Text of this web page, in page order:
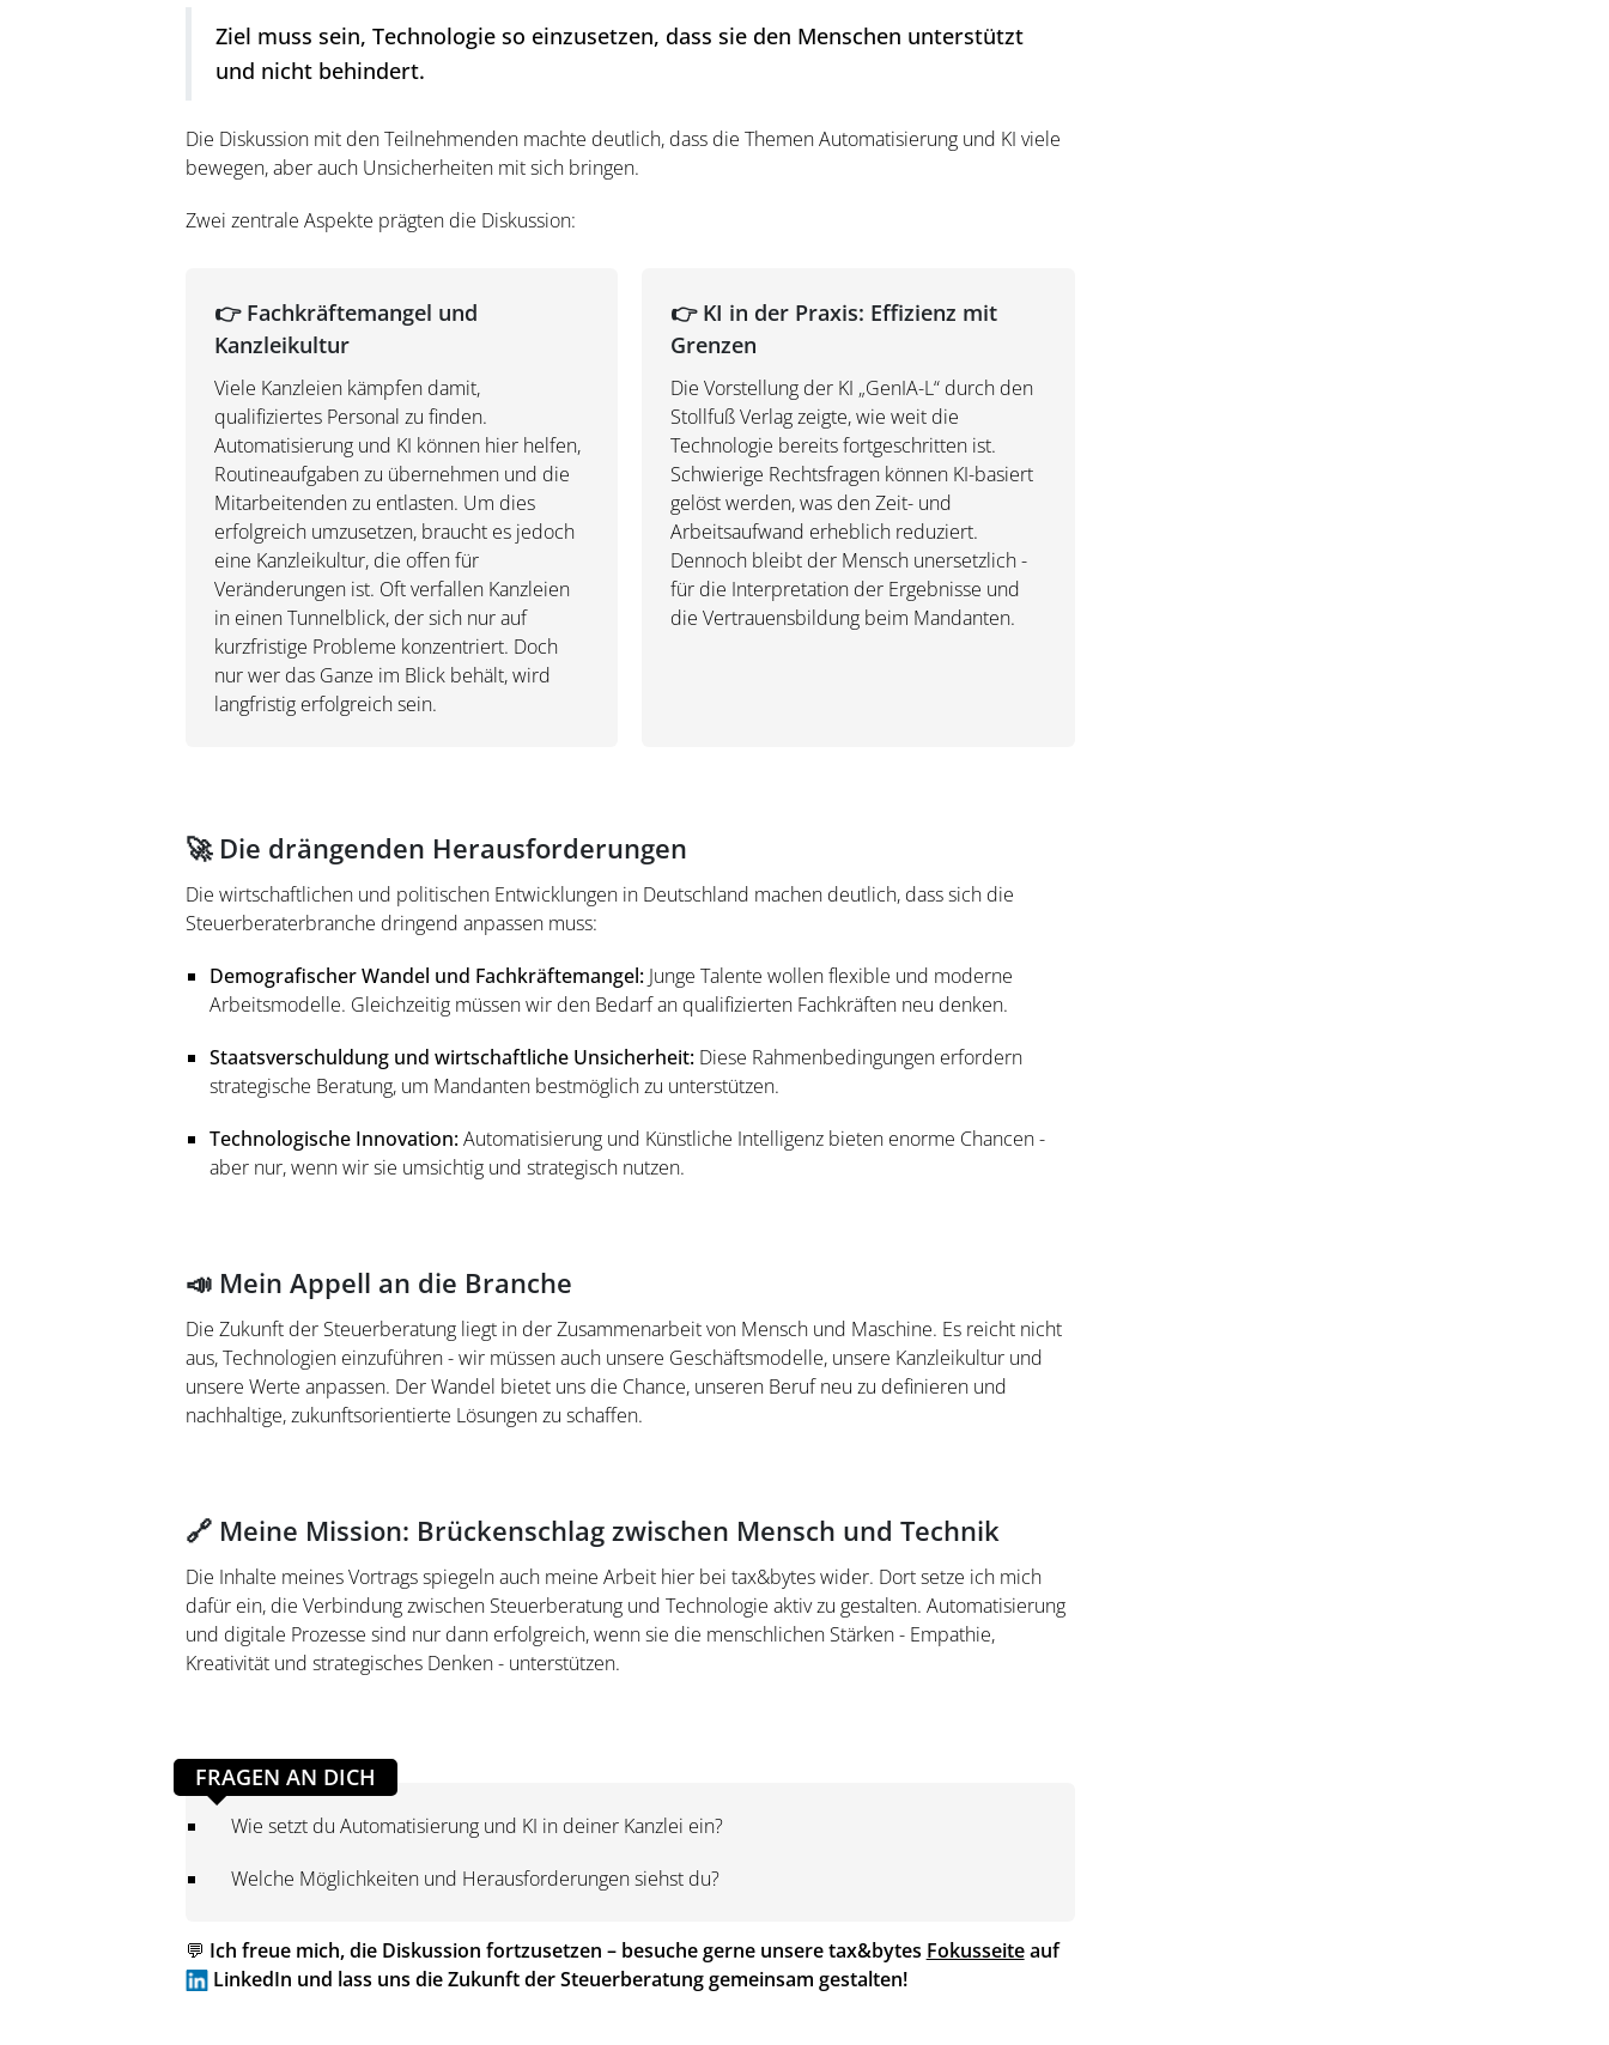
Ziel muss sein, Technologie so einzusetzen, dass sie den Menschen unterstützt
und nicht behindert.
Die Diskussion mit den Teilnehmenden machte deutlich, dass die Themen Automatisierung und KI viele
bewegen, aber auch Unsicherheiten mit sich bringen.
Zwei zentrale Aspekte prägten die Diskussion:
👉 Fachkräftemangel und
Kanzleikultur
Viele Kanzleien kämpfen damit,
qualifiziertes Personal zu finden.
Automatisierung und KI können hier helfen,
Routineaufgaben zu übernehmen und die
Mitarbeitenden zu entlasten. Um dies
erfolgreich umzusetzen, braucht es jedoch
eine Kanzleikultur, die offen für
Veränderungen ist. Oft verfallen Kanzleien
in einen Tunnelblick, der sich nur auf
kurzfristige Probleme konzentriert. Doch
nur wer das Ganze im Blick behält, wird
langfristig erfolgreich sein.
👉 KI in der Praxis: Effizienz mit
Grenzen
Die Vorstellung der KI „GenIA-L“ durch den
Stollfuß Verlag zeigte, wie weit die
Technologie bereits fortgeschritten ist.
Schwierige Rechtsfragen können KI-basiert
gelöst werden, was den Zeit- und
Arbeitsaufwand erheblich reduziert.
Dennoch bleibt der Mensch unersetzlich -
für die Interpretation der Ergebnisse und
die Vertrauensbildung beim Mandanten.
🚀 Die drängenden Herausforderungen
Die wirtschaftlichen und politischen Entwicklungen in Deutschland machen deutlich, dass sich die
Steuerberaterbranche dringend anpassen muss:
Demografischer Wandel und Fachkräftemangel: Junge Talente wollen flexible und moderne
Arbeitsmodelle. Gleichzeitig müssen wir den Bedarf an qualifizierten Fachkräften neu denken.
Staatsverschuldung und wirtschaftliche Unsicherheit: Diese Rahmenbedingungen erfordern
strategische Beratung, um Mandanten bestmöglich zu unterstützen.
Technologische Innovation:Automatisierung und Künstliche Intelligenz bieten enorme Chancen -
aber nur, wenn wir sie umsichtig und strategisch nutzen.
📣 Mein Appell an die Branche
Die Zukunft der Steuerberatung liegt in der Zusammenarbeit von Mensch und Maschine. Es reicht nicht
aus, Technologien einzuführen - wir müssen auch unsere Geschäftsmodelle, unsere Kanzleikultur und
unsere Werte anpassen. Der Wandel bietet uns die Chance, unseren Beruf neu zu definieren und
nachhaltige, zukunftsorientierte Lösungen zu schaffen.
🔗 Meine Mission: Brückenschlag zwischen Mensch und Technik
Die Inhalte meines Vortrags spiegeln auch meine Arbeit hier bei tax&bytes wider. Dort setze ich mich
dafür ein, die Verbindung zwischen Steuerberatung und Technologie aktiv zu gestalten. Automatisierung
und digitale Prozesse sind nur dann erfolgreich, wenn sie die menschlichen Stärken - Empathie,
Kreativität und strategisches Denken - unterstützen.
FRAGEN AN DICH
Wie setzt du Automatisierung und KI in deiner Kanzlei ein?
Welche Möglichkeiten und Herausforderungen siehst du?
💬 Ich freue mich, die Diskussion fortzusetzen – besuche gerne unsere tax&bytes Fokusseiteauf
LinkedIn und lass uns die Zukunft der Steuerberatung gemeinsam gestalten!